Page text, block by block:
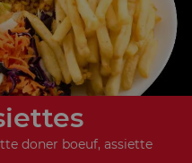
doner boeuf, assiette